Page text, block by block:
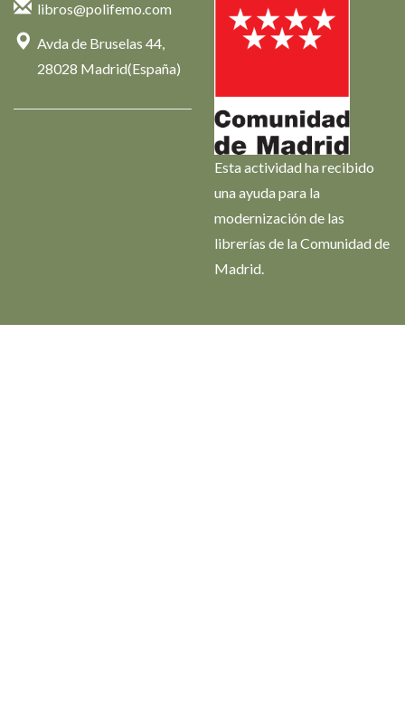
libros@polifemo.com
Avda de Bruselas 44,
28028 Madrid(España)
Esta actividad ha recibido
una ayuda para la
modernización de las
librerías de la Comunidad de
Madrid.